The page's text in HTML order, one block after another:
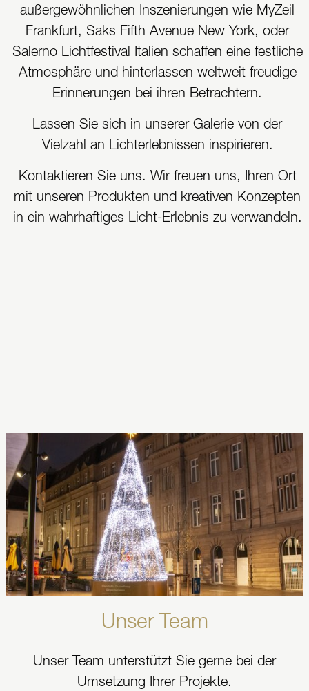
außergewöhnlichen Inszenierungen wie MyZeil
Frankfurt, Saks Fifth Avenue New York, oder
Salerno Lichtfestival Italien schaffen eine festliche
Atmosphäre und hinterlassen weltweit freudige
Erinnerungen bei ihren Betrachtern.
Lassen Sie sich in unserer Galerie von der
Vielzahl an Lichterlebnissen inspirieren.
Kontaktieren Sie uns. Wir freuen uns, Ihren Ort
mit unseren Produkten und kreativen Konzepten
in ein wahrhaftiges Licht-Erlebnis zu verwandeln.
Kontaktieren Sie uns !
Wir freuen uns, Ihren Ort mit unseren Produkten
und kreativen Konzepten in ein wahrhaftiges
Licht-Erlebnis zu verwandeln.
Unser Team
Unser Team unterstützt Sie gerne bei der
Umsetzung Ihrer Projekte.